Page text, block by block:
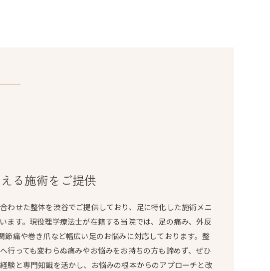
る施術をご提供
わせた整体を渋谷でご提供しており、足に特化した施術メニ
ます。現役理学療法士が在籍する当院では、足の痛み、外反
節痛や巻き爪など幅広い足のお悩みに対応しております。整
行っても変わらぬ痛みやお悩みをお持ちの方も諦めず、ぜひ
験と専門知識を活かし、お悩みの根本からのアプローチと改